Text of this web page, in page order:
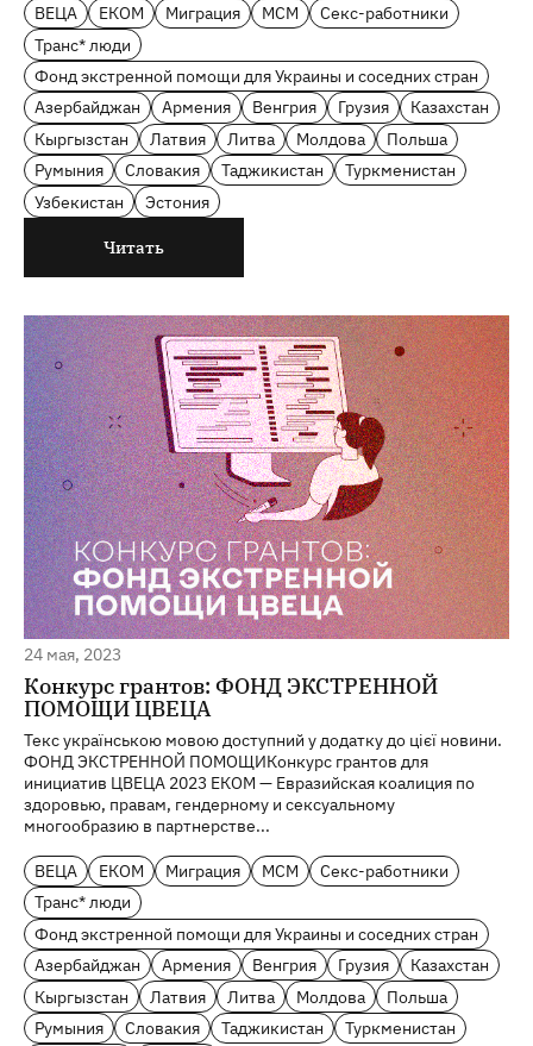
ВЕЦА ЕКОМ Миграция МСМ
Секс-работники
Транс* люди
Фонд экстренной помощи для Украины и соседних стран
Азербайджан
Армения Венгрия Грузия
Казахстан
Кыргызстан
Латвия Литва Молдова
Польша
Румыния
Словакия Таджикистан
Туркменистан
Узбекистан
Эстония
Читать
24 мая, 2023
Конкурс грантов: ФОНД ЭКСТРЕННОЙ
ПОМОЩИ ЦВЕЦА
Текс українською мовою доступний у додатку до цієї новини.
ФОНД ЭКСТРЕННОЙ ПОМОЩИКонкурс грантов для
инициатив ЦВЕЦА 2023 EКОМ — Евразийская коалиция по
здоровью, правам, гендерному и сексуальному
многообразию в партнерстве...
ВЕЦА ЕКОМ Миграция МСМ
Секс-работники
Транс* люди
Фонд экстренной помощи для Украины и соседних стран
Азербайджан
Армения Венгрия Грузия
Казахстан
Кыргызстан
Латвия Литва Молдова
Польша
Румыния
Словакия Таджикистан
Туркменистан